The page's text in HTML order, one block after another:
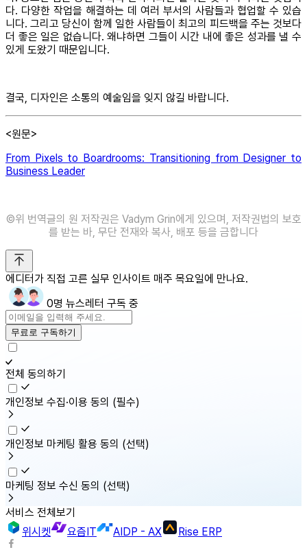
다. 다양한 작업을 해결하는 데 여러 부서의 사람들과 협업할 수 있습
니다. 그리고 당신이 함께 일한 사람들이 최고의 피드백을 주는 것보다
더 좋은 일은 없습니다. 왜냐하면 그들이 시간 내에 좋은 성과를 낼 수
있게 도왔기 때문입니다.
결국, 디자인은 소통의 예술임을 잊지 않길 바랍니다.
<원문>
From Pixels to Boardrooms: Transitioning from Designer to
Business Leader
©️위 번역글의 원 저작권은 Vadym Grin에게 있으며, 저작권법의 보호
를 받는 바, 무단 전재와 복사, 배포 등을 금합니다
에디터가 직접 고른 실무 인사이트 매주 목요일에 만나요.
0명 뉴스레터 구독 중
무료로 구독하기
전체 동의하기
개인정보 수집·이용 동의 (필수)
개인정보 마케팅 활용 동의 (선택)
마케팅 정보 수신 동의 (선택)
서비스 전체보기
위시켓
요즘IT AIDP - AX Rise ERP